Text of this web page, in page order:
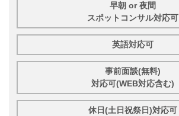
早朝 or 夜間
スポットコンサル対応可
英語対応可
事前面談(無料)
対応可(WEB対応含む)
休日(土日祝祭日)対応可